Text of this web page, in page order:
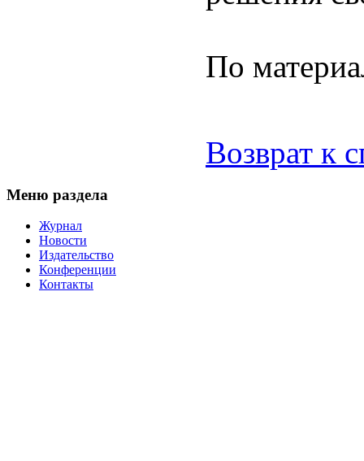
По
Возврат к
Меню раздела
Журнал
Новости
Издательство
Конференции
Контакты